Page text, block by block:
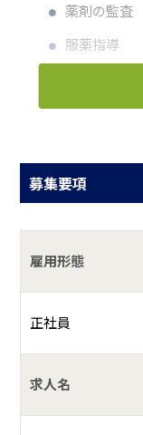
薬剤の監査
服薬指導
患者様の健康を手
具体的には？
サエラ薬局グルー
薬局チェーンを展
域になくてはなら
募集要項
雇用形態
正社員
求人名